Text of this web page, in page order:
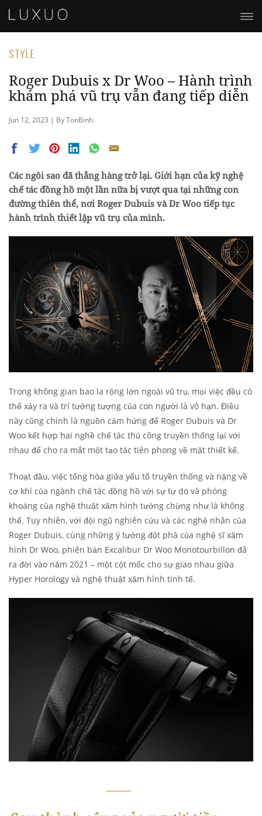
STYLE
Roger Dubuis x Dr Woo – Hành trình
khám phá vũ trụ vẫn đang tiếp diễn
Jun 12, 2023 | By TonBinh
Các ngôi sao đã thẳng hàng trở lại. Giới hạn của kỹ nghệ
chế tác đồng hồ một lần nữa bị vượt qua tại những con
đường thiên thể, nơi Roger Dubuis và Dr Woo tiếp tục
hành trình thiết lập vũ trụ của mình.
Trong không gian bao la rộng lớn ngoài vũ trụ, mọi việc đều có
thể xảy ra và trí tưởng tượng của con người là vô hạn. Điều
này cũng chính là nguồn cảm hứng để Roger Dubuis và Dr
Woo kết hợp hai nghề chế tác thủ công truyền thống lại với
nhau để cho ra mắt một tạo tác tiên phong về mặt thiết kế.
Thoạt đầu, việc tổng hòa giữa yếu tố truyền thống và nặng về
cơ khí của ngành chế tác đồng hồ với sự tự do và phóng
khoáng của nghệ thuật xăm hình tưởng chừng như là không
thể. Tuy nhiên, với đội ngũ nghiên cứu và các nghệ nhân của
Roger Dubuis, cùng những ý tưởng đột phá của nghệ sĩ xăm
hình Dr Woo, phiên bản Excalibur Dr Woo Monotourbillon đã
ra đời vào năm 2021 – một cột mốc cho sự giao nhau giữa
Hyper Horology và nghệ thuật xăm hình tinh tế.